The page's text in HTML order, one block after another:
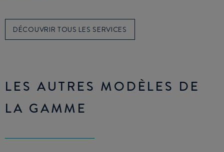
DÉCOUVRIR TOUS LES SERVICES
LES AUTRES MODÈLES DE
LA GAMME